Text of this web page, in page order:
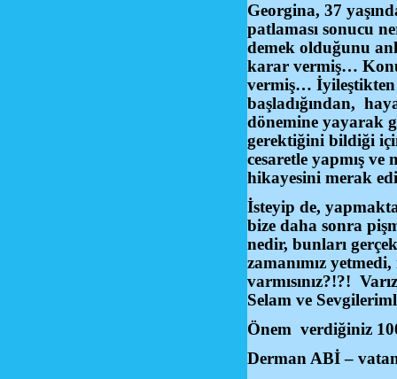
Georgina, 37
patlaması sonucu
demek olduğunu
karar vermiş…
vermiş… İyileştikten
başladığından,
dönemine yayarak
gerektiğini bildiği
cesaretle yapmış
hikayesini merak
İsteyip de,
bize daha sonra
nedir, bunları
zamanımız
varmısınız?!?!
Selam ve
Önem verdiğiniz
Derman ABİ –